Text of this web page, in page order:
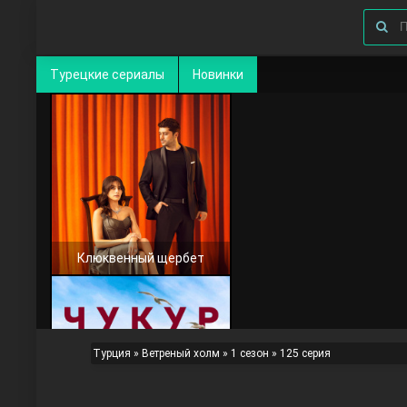
Турецкие сериалы Новинки
Клюквенный щербет
Турция » Ветреный холм » 1 сезон » 125 серия